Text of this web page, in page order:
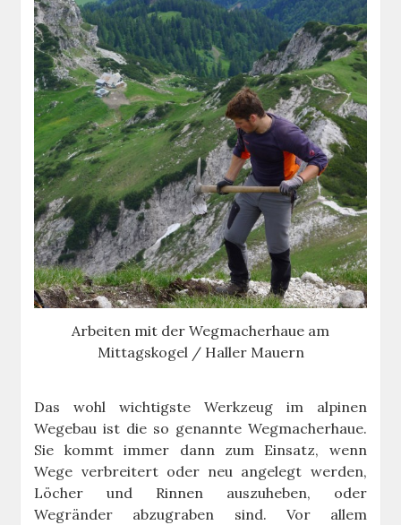
Arbeiten mit der Wegmacherhaue am
Mittagskogel / Haller Mauern
Das wohl wichtigste Werkzeug im alpinen
Wegebau ist die so genannte Wegmacherhaue.
Sie kommt immer dann zum Einsatz, wenn
Wege verbreitert oder neu angelegt werden,
Löcher und Rinnen auszuheben, oder
Wegränder abzugraben sind. Vor allem